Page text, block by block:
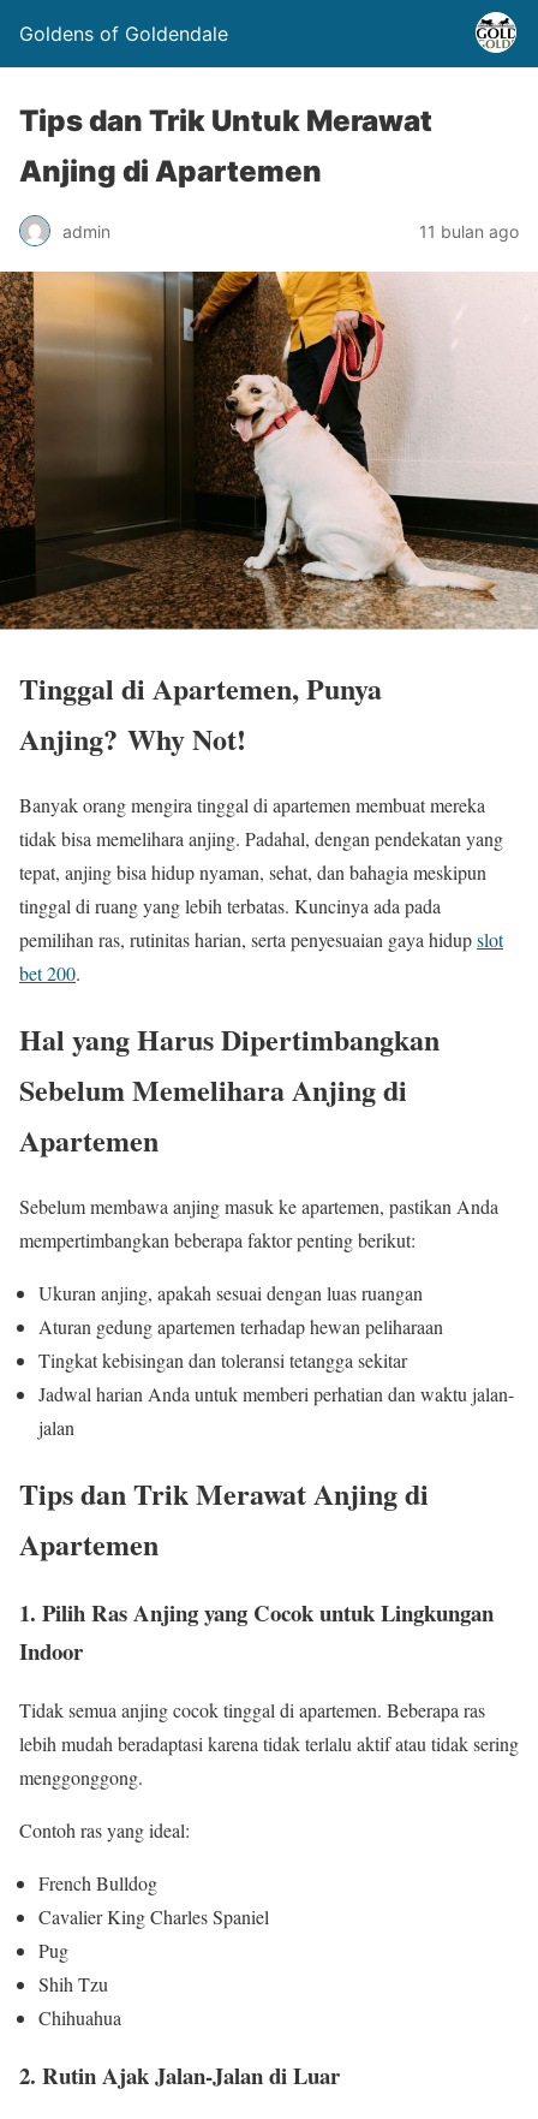
Goldens of Goldendale
Tips dan Trik Untuk Merawat
Anjing di Apartemen
admin 11 bulan ago
Tinggal di Apartemen, Punya
Anjing? Why Not!
Banyak orang mengira tinggal di apartemen membuat mereka
tidak bisa memelihara anjing. Padahal, dengan pendekatan yang
tepat, anjing bisa hidup nyaman, sehat, dan bahagia meskipun
tinggal di ruang yang lebih terbatas. Kuncinya ada pada
pemilihan ras, rutinitas harian, serta penyesuaian gaya hidupslot
bet 200.
Hal yang Harus Dipertimbangkan
Sebelum Memelihara Anjing di
Apartemen
Sebelum membawa anjing masuk ke apartemen, pastikan Anda
mempertimbangkan beberapa faktor penting berikut:
Ukuran anjing, apakah sesuai dengan luas ruangan
Aturan gedung apartemen terhadap hewan peliharaan
Tingkat kebisingan dan toleransi tetangga sekitar
Jadwal harian Anda untuk memberi perhatian dan waktu jalan-
jalan
Tips dan Trik Merawat Anjing di
Apartemen
1. Pilih Ras Anjing yang Cocok untuk Lingkungan
Indoor
Tidak semua anjing cocok tinggal di apartemen. Beberapa ras
lebih mudah beradaptasi karena tidak terlalu aktif atau tidak sering
menggonggong.
Contoh ras yang ideal:
French Bulldog
Cavalier King Charles Spaniel
Pug
Shih Tzu
Chihuahua
2. Rutin Ajak Jalan-Jalan di Luar